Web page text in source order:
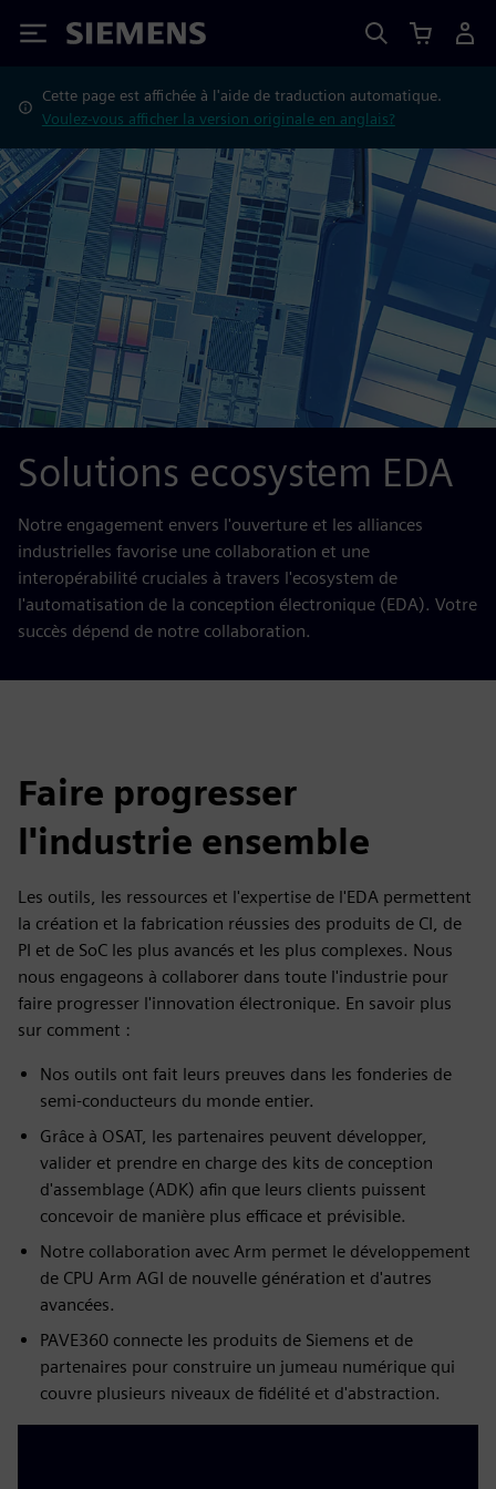
Siemens
Cette page est affichée à l'aide de traduction automatique.
Voulez-vous afficher la version originale en anglais?
Solutions ecosystem EDA
Notre engagement envers l'ouverture et les alliances
industrielles favorise une collaboration et une
interopérabilité cruciales à travers l'ecosystem de
l'automatisation de la conception électronique (EDA). Votre
succès dépend de notre collaboration.
Faire progresser
l'industrie ensemble
Les outils, les ressources et l'expertise de l'EDA permettent
la création et la fabrication réussies des produits de CI, de
PI et de SoC les plus avancés et les plus complexes. Nous
nous engageons à collaborer dans toute l'industrie pour
faire progresser l'innovation électronique. En savoir plus
sur comment :
Nos outils ont fait leurs preuves dans les fonderies de
semi-conducteurs du monde entier.
Grâce à OSAT, les partenaires peuvent développer,
valider et prendre en charge des kits de conception
d'assemblage (ADK) afin que leurs clients puissent
concevoir de manière plus efficace et prévisible.
Notre collaboration avec Arm permet le développement
de CPU Arm AGI de nouvelle génération et d'autres
avancées.
PAVE360 connecte les produits de Siemens et de
partenaires pour construire un jumeau numérique qui
couvre plusieurs niveaux de fidélité et d'abstraction.